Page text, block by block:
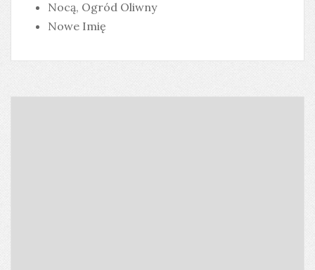
Nocą, Ogród Oliwny
Nowe Imię